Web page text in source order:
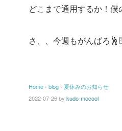
どこまで通用するか！僕
さ、、今週もがんばろ
Home › blog › 夏休みのお知らせ
2022-07-26by kudo-mocool